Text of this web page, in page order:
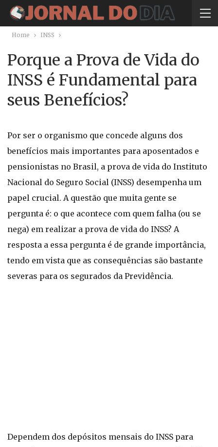
Home INSS
Porque a Prova de Vida do
INSS é Fundamental para
seus Benefícios?
Por ser o organismo que concede alguns dos
benefícios mais importantes para aposentados e
pensionistas no Brasil, a prova de vida do Instituto
Nacional do Seguro Social (INSS) desempenha um
papel crucial. A questão que muita gente se
pergunta é: o que acontece com quem falha (ou se
nega) em realizar a prova de vida do INSS? A
resposta a essa pergunta é de grande importância,
tendo em vista que as consequências são bastante
severas para os segurados da Previdência.
Dependem dos depósitos mensais do INSS para